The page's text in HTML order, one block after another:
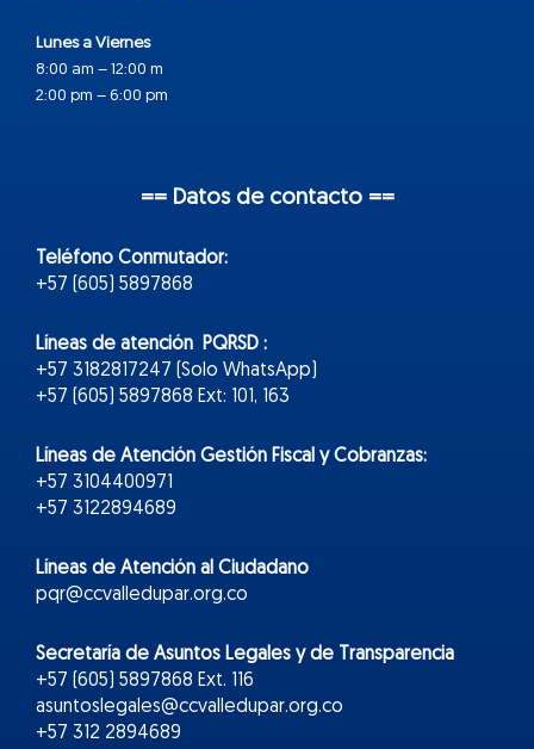
Lunes a Viernes
8:00 am – 12:00 m
2:00 pm – 6:00 pm
== Datos de contacto ==
Teléfono Conmutador:
+57 (605) 5897868
Líneas de atención PQRSD :
+57 3182817247 (Solo WhatsApp)
+57 (605) 5897868 Ext: 101, 163
Líneas de Atención Gestión Fiscal y Cobranzas:
+57 3104400971
+57 3122894689
Líneas de Atención al Ciudadano
pqr@ccvalledupar.org.co
Secretaría de Asuntos Legales y de Transparencia
+57 (605) 5897868 Ext. 116
asuntoslegales@ccvalledupar.org.co
+57 312 2894689